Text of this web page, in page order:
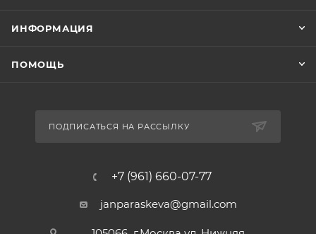
ИНФОРМАЦИЯ
ПОМОЩЬ
ПОДПИСАТЬСЯ НА РАССЫЛКУ
+7 (961) 660-07-77
janparaskeva@gmail.com